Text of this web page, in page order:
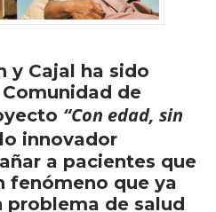
y Cajal ha sido
de
“Con edad, sin
innovador
a pacientes que
fenómeno que ya
problema de salud